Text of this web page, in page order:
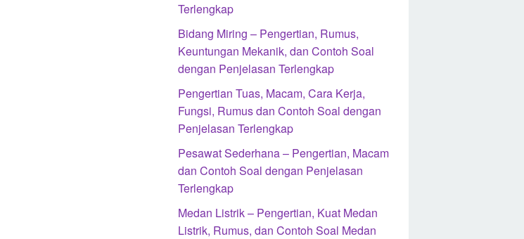
Terlengkap
Bidang Miring – Pengertian, Rumus,
Keuntungan Mekanik, dan Contoh Soal
dengan Penjelasan Terlengkap
Pengertian Tuas, Macam, Cara Kerja,
Fungsi, Rumus dan Contoh Soal dengan
Penjelasan Terlengkap
Pesawat Sederhana – Pengertian, Macam
dan Contoh Soal dengan Penjelasan
Terlengkap
Medan Listrik – Pengertian, Kuat Medan
Listrik, Rumus, dan Contoh Soal Medan